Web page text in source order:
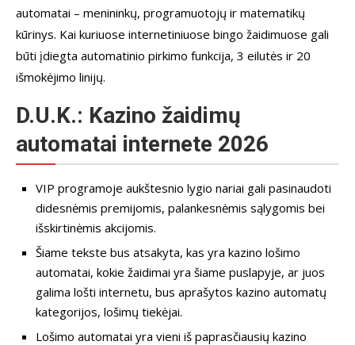
automatai – menininkų, programuotojų ir matematikų
kūrinys. Kai kuriuose internetiniuose bingo žaidimuose gali
būti įdiegta automatinio pirkimo funkcija, 3 eilutės ir 20
išmokėjimo linijų.
D.U.K.: Kazino žaidimų
automatai internete 2026
VIP programoje aukštesnio lygio nariai gali pasinaudoti
didesnėmis premijomis, palankesnėmis sąlygomis bei
išskirtinėmis akcijomis.
Šiame tekste bus atsakyta, kas yra kazino lošimo
automatai, kokie žaidimai yra šiame puslapyje, ar juos
galima lošti internetu, bus aprašytos kazino automatų
kategorijos, lošimų tiekėjai.
Lošimo automatai yra vieni iš paprasčiausių kazino